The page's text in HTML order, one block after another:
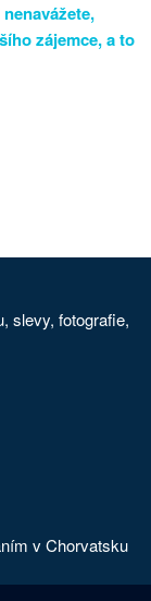
zájemce, a to
slevy, fotografie,
v Chorvatsku